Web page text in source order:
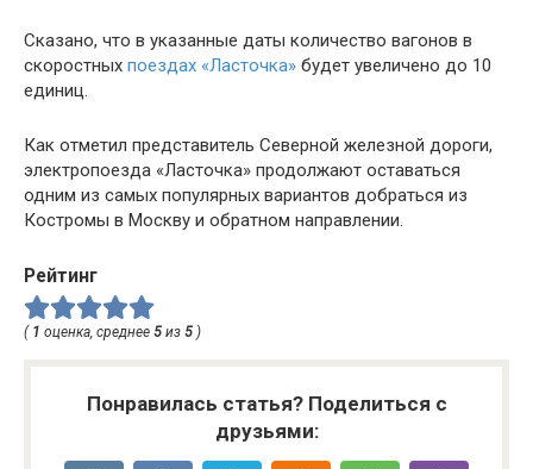
Сказано, что в указанные даты количество вагонов в
скоростных поездах «Ласточка» будет увеличено до 10
единиц.
Как отметил представитель Северной железной дороги,
электропоезда «Ласточка» продолжают оставаться
одним из самых популярных вариантов добраться из
Костромы в Москву и обратном направлении.
Рейтинг
( 1 оценка, среднее 5 из 5 )
Понравилась статья? Поделиться с
друзьями: